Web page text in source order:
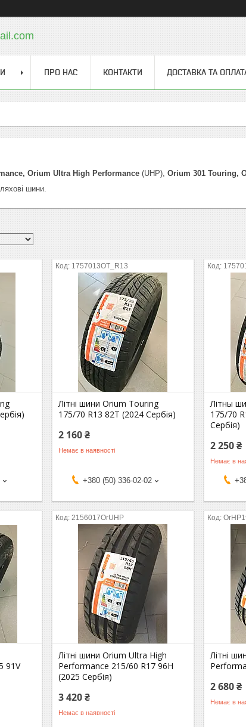
ПРО НАС КОНТАКТИ ДОСТАВКА ТА
Orium Ultra High Performance (UHP), Orium 301 Touring,
шини.
1757013OT_R13
Літні шини Orium Touring
175/70 R13 82T (2024 Сербія)
2 160 ₴
Немає в наявності
+380 (50) 336-02-02
Літны
175/70
Сербія)
2 250 ₴
Немає в
91V
2156017OrUHP
Літні шини Orium Ultra High
Performance 215/60 R17 96H
(2025 Сербія)
3 420 ₴
Немає в наявності
Літні
2 680 ₴
Немає в